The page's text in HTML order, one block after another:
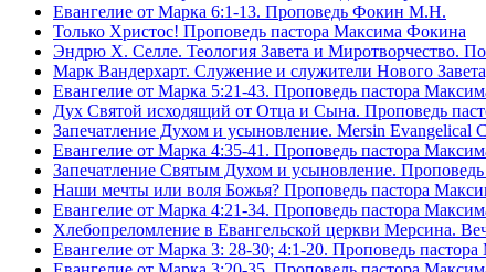
Евангелие от Марка 6:1-13. Проповедь Фокин М.Н.
Только Христос! Проповедь пастора Максима Фокина
Эндрю Х. Селле. Теология Завета и Миротворчество.
Марк Вандерхарт. Служение и служители Нового
Евангелие от Марка 5:21-43. Проповедь пастора
Дух Святой исходящий от Отца и Сына. Проповедь
Запечатление Духом и усыновление. Mersin
Евангелие от Марка 4:35-41. Проповедь пастора
Запечатление Святым Духом и усыновление.
Наши мечты или воля Божья? Проповедь пастора
Евангелие от Марка 4:21-34. Проповедь пастора
Хлебопреломление в Евангельской церкви Мерсина.
Евангелие от Марка 3: 28-30; 4:1-20. Проповедь